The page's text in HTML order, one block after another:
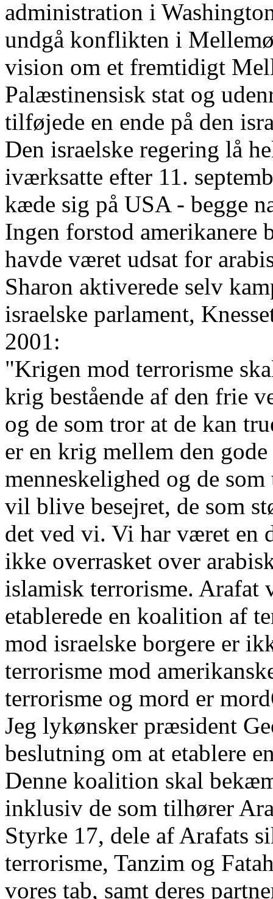
administration i
undgå konflikten i
vision om et fremtidigt
Palæstinensisk stat og
tilføjede en ende på den
Den israelske regering lå
iværksatte efter 11.
kæde sig på USA - begge
Ingen forstod amerikanere
havde været udsat for
Sharon aktiverede selv
israelske parlament,
2001:
"Krigen mod terrorisme
krig bestående af den frie
og de som tror at de kan
er en krig mellem den
menneskelighed og de
vil blive besejret, de som
det ved vi. Vi har været en
ikke overrasket over
islamisk terrorisme. Arafat
etablerede en koalition af
mod israelske borgere er
terrorisme mod
terrorisme og mord er
Jeg lykønsker præsident
beslutning om at etablere
Denne koalition skal
inklusiv de som tilhører
Styrke 17, dele af Arafats
terrorisme, Tanzim og
vores tab, samt deres